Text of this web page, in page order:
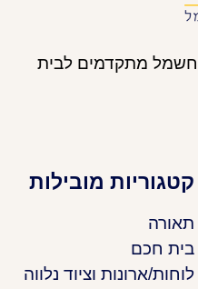
מתקדמים לבית
קטגוריות מובילות
תאורה
בית חכם
לוחות/ארונות וציוד נלווה